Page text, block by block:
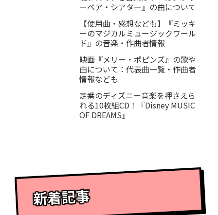
ーベア・シアター』の曲について
【使用曲・感想なども】『ミッキ
ーのマジカルミュージックワール
ド』の音楽・作曲者情報
映画『メリー・ポピンズ』の歌や
曲について：代表曲一覧・作曲者
情報なども
定番のディズニー音楽を押さえら
れる10枚組CD！『Disney MUSIC
OF DREAMS』
新着記事